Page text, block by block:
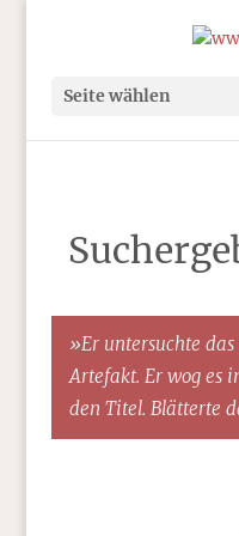
Seite wählen
»Er untersuchte das
Artefakt. Er wog es
den Titel. Blätterte